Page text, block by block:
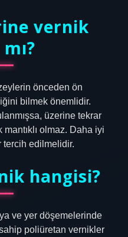
vernik
önceden ön
bilmek önemlidir.
üzerine tekrar
olmaz. Daha iyi
tercih edilmelidir.
hangisi?
ve yer döşemelerinde
poliüretan vernikler